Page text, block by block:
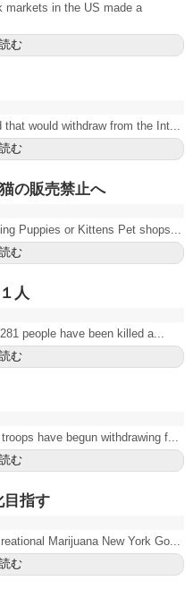
in the US made a
む
would withdraw from the Int...
む
の販売禁止へ
Puppies or Kittens Pet shops...
む
人
people have been killed a...
む
have begun withdrawing f...
む
目指す
Marijuana New York Go...
む